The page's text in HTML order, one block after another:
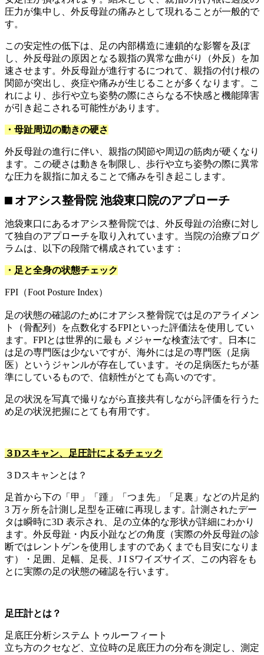
圧力が集中し、外反母趾の痛みとして現れることが一般的で
す。
この安定性の低下は、足の内部構造に連鎖的な影響を及ぼ
し、外反母趾の原因となる親指の異常な曲がり（外反）を加
速させます。外反母趾が進行するにつれて、親指の付け根の
関節が突出し、炎症や痛みが生じることが多くなります。こ
れにより、歩行や立ち姿勢の際にさらなる不快感と機能障害
が引き起こされる可能性があります。
・母趾周辺の動きの硬さ
外反母趾の進行に伴い、親指の関節や周辺の筋肉が硬くなり
ます。この硬さは動きを制限し、歩行や立ち姿勢の際に異常
な圧力を親指に加えることで痛みを引き起こします。
⬛︎ オアシス整骨院 池袋東口院のアプローチ
池袋東口にあるオアシス整骨院では、外反母趾の治療に対し
て独自のアプローチを取り入れています。当院の治療プログ
ラムは、以下の段階で構成されています：
・足と全身の状態チェック
FPI（Foot Posture Index）
足の状態の確認のためにオアシス整骨院では足のアライメン
ト（骨配列）を点数化するFPIといった評価法を使用してい
ます。FPIとは世界的に最も メジャーな検査法です。日本に
は足の専門医は少ないですが、海外には足の専門医（足病
医）というジャンルが存在しています。その足病医たちが基
準にしているもので、信頼性がとても高いのです。
足の状況を写真で撮りながら直接共有しながら評価を行うた
め足の状況把握にとても有用です。
３Dスキャン、足圧計によるチェック
３Dスキャンとは？
足首から下の「甲」「踵」「つま先」「足裏」などの片足約
3 万ヶ所を計測し足型を正確に再現します。計測されたデー
タは瞬時に3D 表示され、足の立体的な形状が詳細にわかり
ます。外反母趾・内反小趾などの角度（実際の外反母趾の診
断ではレントゲンを使用しますのであくまでも目安になりま
す）・足囲、足幅、足長、J I Sワイズサイズ、この内容をも
とに実際の足の状態の確認を行います。
足圧計とは？
足底圧分析システム トゥルーフィート
立ち方のクセなど、立位時の足底圧力の分布を測定し、測定